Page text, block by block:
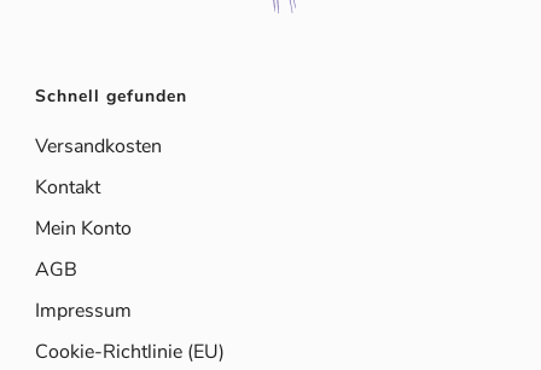
Schnell gefunden
Versandkosten
Kontakt
Mein Konto
AGB
Impressum
Cookie-Richtlinie (EU)